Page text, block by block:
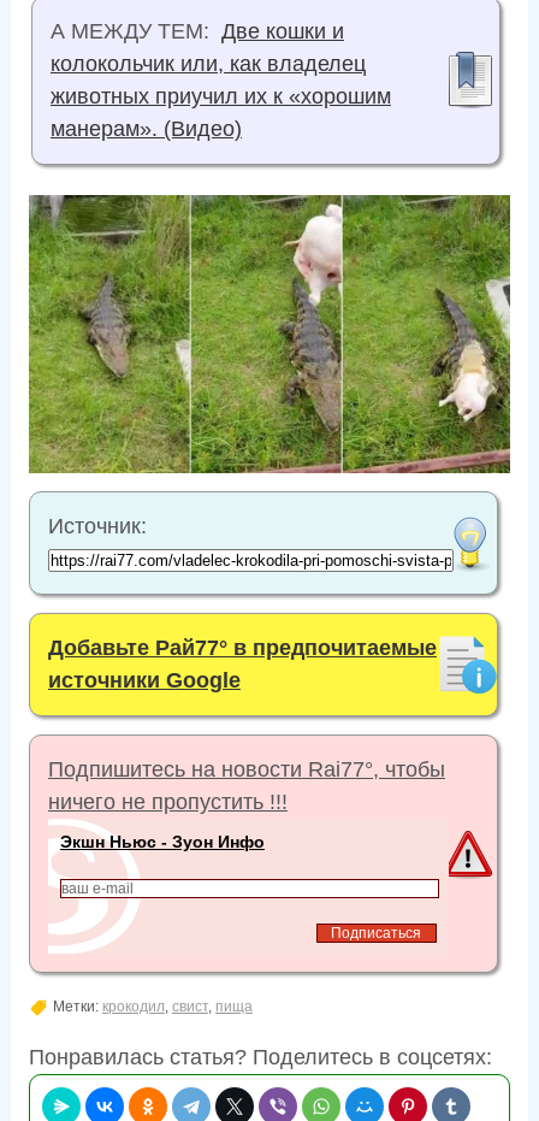
А МЕЖДУ ТЕМ: Две кошки и
колокольчик или, как владелец
животных приучил их к «хорошим
манерам». (Видео)
Источник:
Добавьте Рай77° в предпочитаемые
источники Google
Подпишитесь на новости Rai77°, чтобы
ничего не пропустить !!!
Экшн Ньюс - Зуон Инфо
Метки: крокодил, свист, пища
Понравилась статья? Поделитесь в соцсетях: